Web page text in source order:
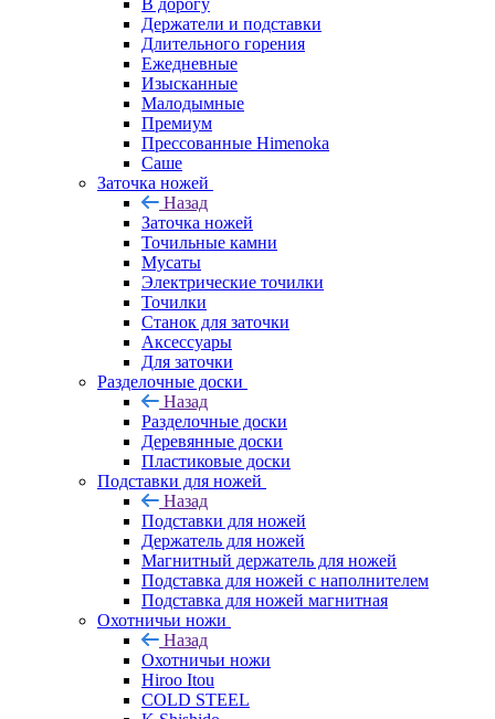
В дорогу
Держатели и подставки
Длительного горения
Ежедневные
Изысканные
Малодымные
Премиум
Прессованные Himenoka
Саше
Заточка ножей
Назад
Заточка ножей
Точильные камни
Мусаты
Электрические точилки
Точилки
Станок для заточки
Аксессуары
Для заточки
Разделочные доски
Назад
Разделочные доски
Деревянные доски
Пластиковые доски
Подставки для ножей
Назад
Подставки для ножей
Держатель для ножей
Магнитный держатель для ножей
Подставка для ножей с наполнителем
Подставка для ножей магнитная
Охотничьи ножи
Назад
Охотничьи ножи
Hiroo Itou
COLD STEEL